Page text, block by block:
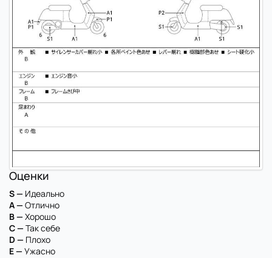
Оценки
S — Идеально
A — Отлично
B — Хорошо
C — Так себе
D — Плохо
E — Ужасно